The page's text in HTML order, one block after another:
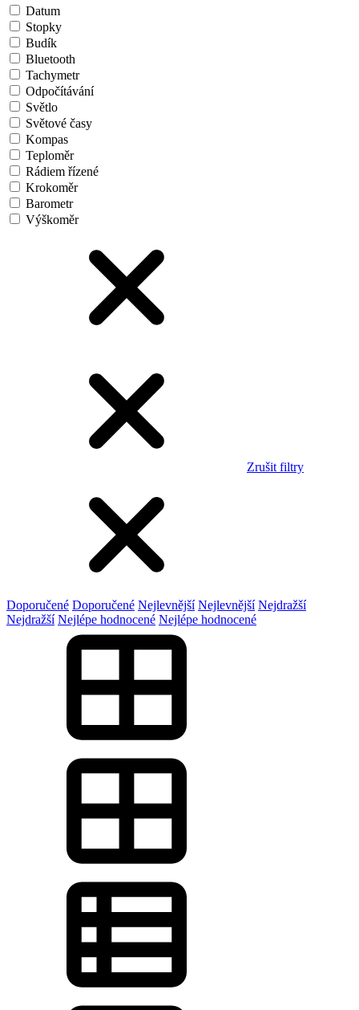
Datum
Stopky
Budík
Bluetooth
Tachymetr
Odpočítávání
Světlo
Světové časy
Kompas
Teploměr
Rádiem řízené
Krokoměr
Barometr
Výškoměr
Zrušit filtry
Doporučené Doporučené Nejlevnější Nejlevnější Nejdražší
Nejdražší Nejlépe hodnocené Nejlépe hodnocené